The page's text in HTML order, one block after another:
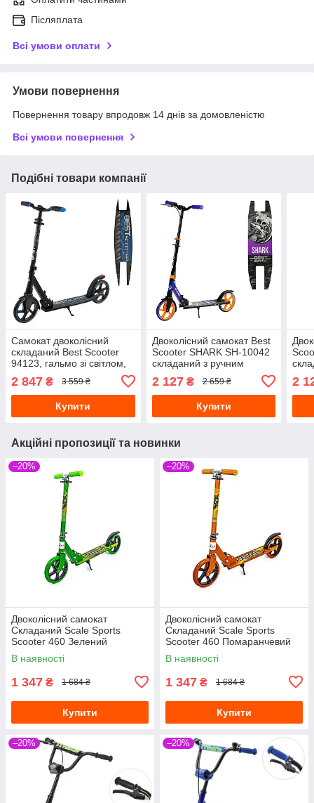
Післяплата
Всі умови оплати
Умови повернення
Повернення товару впродовж 14 днів за домовленістю
Всі умови повернення
Подібні товари компанії
Самокат двоколісний
складаний Best Scooter
94123, гальмо зі світлом,
2 847 ₴ 3 559 ₴
Купити
Двоколісний самокат Best
Scooter SHARK SH-10042
складаний з ручним
гальмом і амортизатором
синій
2 127₴ 2 659 ₴
Купити
2
Акційні пропозиції та новинки
–20%
Двоколісний самокат
Складаний Scale Sports
Scooter 460 Зелений
В наявності
1 347 ₴ 1 684 ₴
Купити
–20%
Двоколісний самокат
Складаний Scale Sports
Scooter 460 Помаранчевий
В наявності
1 347 ₴ 1 684 ₴
Купити
–20% –20%